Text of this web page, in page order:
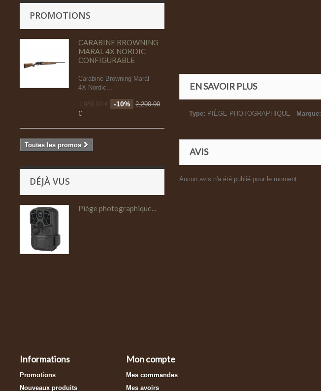
PROMOTIONS
CARABINE BROWNING
MARAL 4X NORDIC
CONFIGURABLE
Carabine Browning Maral
4X Nordic...
1,980.00 € -10%
2,200.00
€
Toutes les promos
DÉJÀ VUS
Piège photographique...
EN SAVOIR PLUS
Type: PIÈGE PHOTOGRAPHIQUE - Marque:
AVIS
Aucun avis n'a été publié pour le moment.
Informations
Promotions
Nouveaux produits
Mon compte
Mes commandes
Mes avoirs